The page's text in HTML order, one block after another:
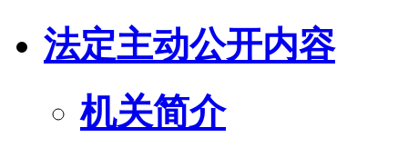
法定主动公开内容
机关简介